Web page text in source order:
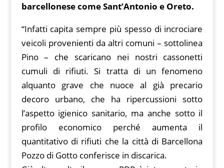
barcellonese come Sant’Antonio e Oreto.
“Infatti capita sempre più spesso di incrociare
veicoli provenienti da altri comuni – sottolinea
Pino – che scaricano nei nostri cassonetti
cumuli di rifiuti. Si tratta di un fenomeno
alquanto grave che nuoce al già precario
decoro urbano, che ha ripercussioni sotto
l’aspetto igienico sanitario, ma anche​ sotto il
profilo economico perché aumenta il
quantitativo di rifiuti che la città di Barcellona
Pozzo di Gotto conferisce in discarica.